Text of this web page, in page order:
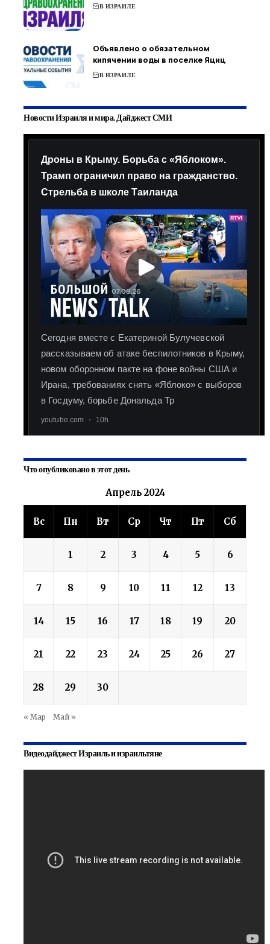
В ИЗРАИЛЕ
Объявлено о обязательном
кипячении воды в поселке Яциц
В ИЗРАИЛЕ
Новости Израиля и мира. Дайджест СМИ
Что опубликовано в этот день
Апрель 2024
Вс Пн Вт Ср Чт Пт Сб
1 2 3 4 5 6
7 8 9 10 11 12 13
14 15 16 17 18 19 20
21 22 23 24 25 26 27
28 29 30
« Мар Май »
Видеодайджест Израиль и израильтяне